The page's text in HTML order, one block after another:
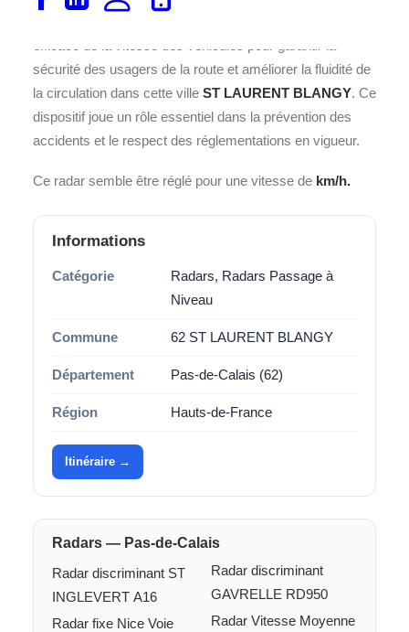
sécurité des usagers de la route et améliorer la fluidité de
la circulation dans cette ville ST LAURENT BLANGY. Ce
dispositif joue un rôle essentiel dans la prévention des
accidents et le respect des réglementations en vigueur.
Ce radar semble être réglé pour une vitesse de km/h.
Informations
Catégorie
Radars, Radars Passage à
Niveau
Commune 62 ST LAURENT BLANGY
Département Pas-de-Calais (62)
Région Hauts-de-France
Itinéraire →
Radars — Pas-de-Calais
Radar discriminant ST
INGLEVERT A16
Radar fixe Nice Voie
Radar discriminant
GAVRELLE RD950
Radar Vitesse Moyenne